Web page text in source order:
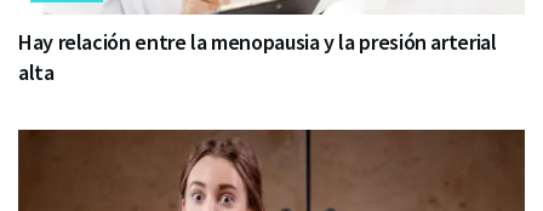
Hay relación entre la menopausia y la presión arterial
alta